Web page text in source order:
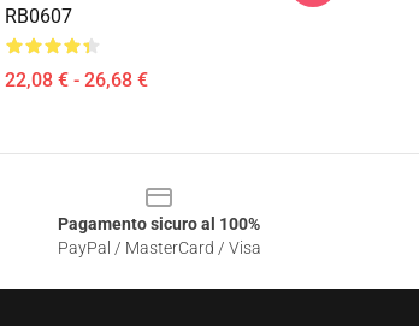
RB0607
22,08 € - 26,68 €
Pagamento sicuro al 100%
PayPal / MasterCard / Visa